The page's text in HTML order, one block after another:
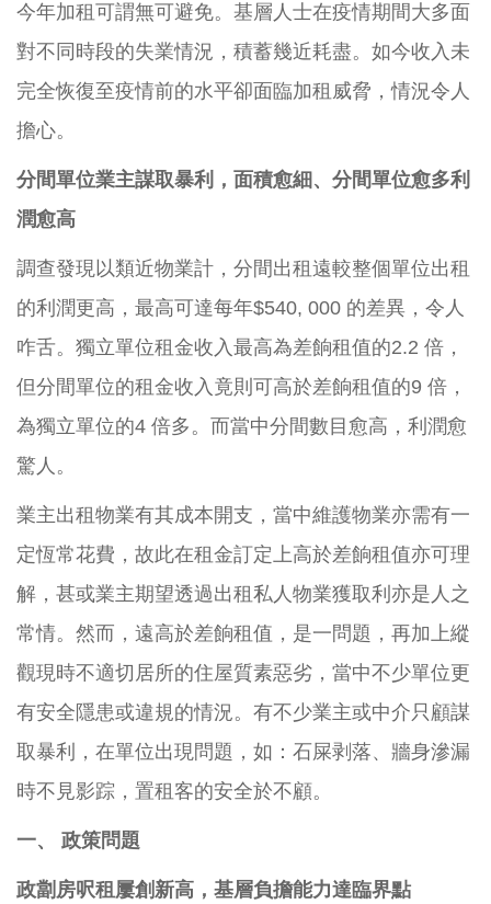
今年加租可謂無可避免。基層人士在疫情期間大多面
對不同時段的失業情況，積蓄幾近耗盡。如今收入未
完全恢復至疫情前的水平卻面臨加租威脅，情況令人
擔心。
分間單位業主謀取暴利，面積愈細、分間單位愈多利
潤愈高
調查發現以類近物業計，分間出租遠較整個單位出租
的利潤更高，最高可達每年$540, 000 的差異，令人
咋舌。獨立單位租金收入最高為差餉租值的2.2 倍，
但分間單位的租金收入竟則可高於差餉租值的9 倍，
為獨立單位的4 倍多。而當中分間數目愈高，利潤愈
驚人。
業主出租物業有其成本開支，當中維護物業亦需有一
定恆常花費，故此在租金訂定上高於差餉租值亦可理
解，甚或業主期望透過出租私人物業獲取利亦是人之
常情。然而，遠高於差餉租值，是一問題，再加上縱
觀現時不適切居所的住屋質素惡劣，當中不少單位更
有安全隱患或違規的情況。有不少業主或中介只顧謀
取暴利，在單位出現問題，如：石屎剥落、牆身滲漏
時不見影踪，置租客的安全於不顧。
一、 政策問題
政劏房呎租屢創新高，基層負擔能力達臨界點